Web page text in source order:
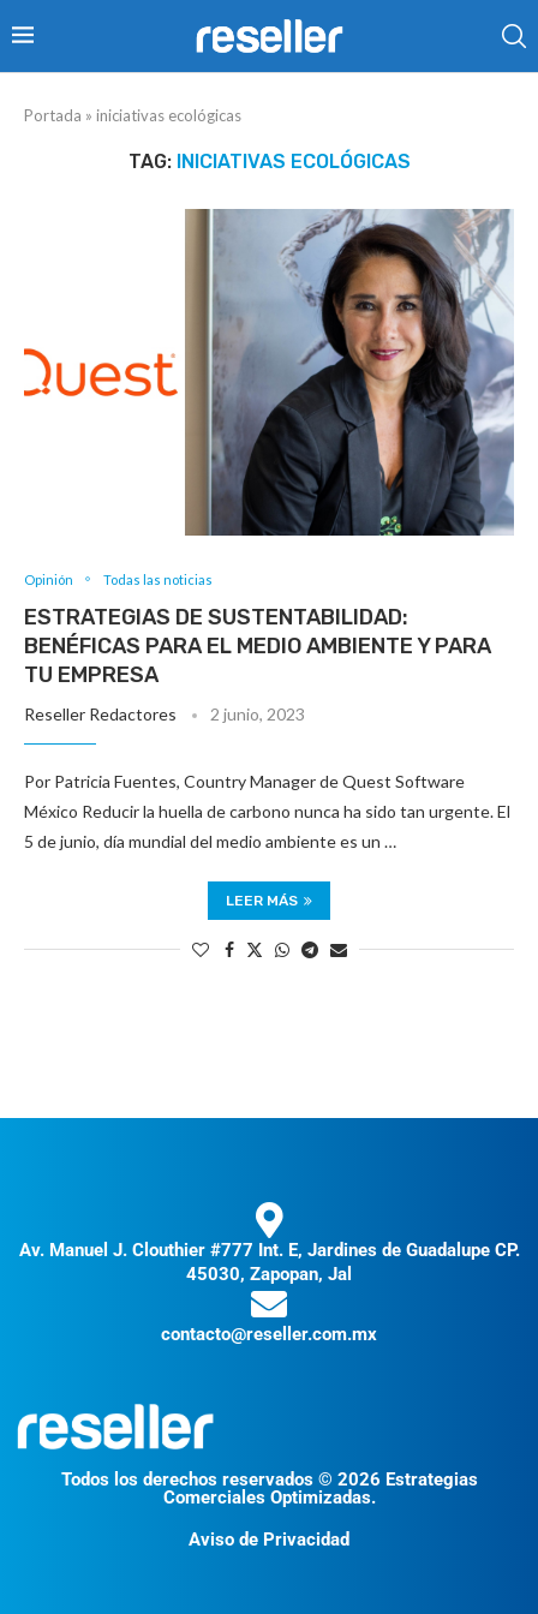
Portada » iniciativas ecológicas
TAG: INICIATIVAS ECOLÓGICAS
Opinión Todas las noticias
ESTRATEGIAS DE SUSTENTABILIDAD:
BENÉFICAS PARA EL MEDIO AMBIENTE Y PARA
TU EMPRESA
Reseller Redactores 2 junio, 2023
Por Patricia Fuentes, Country Manager de Quest Software
México Reducir la huella de carbono nunca ha sido tan urgente. El
5 de junio, día mundial del medio ambiente es un …
LEER MÁS
Av. Manuel J. Clouthier #777 Int. E, Jardines de Guadalupe CP.
45030, Zapopan, Jal
contacto@reseller.com.mx
Todos los derechos reservados © 2026 Estrategias
Comerciales Optimizadas.
Aviso de Privacidad